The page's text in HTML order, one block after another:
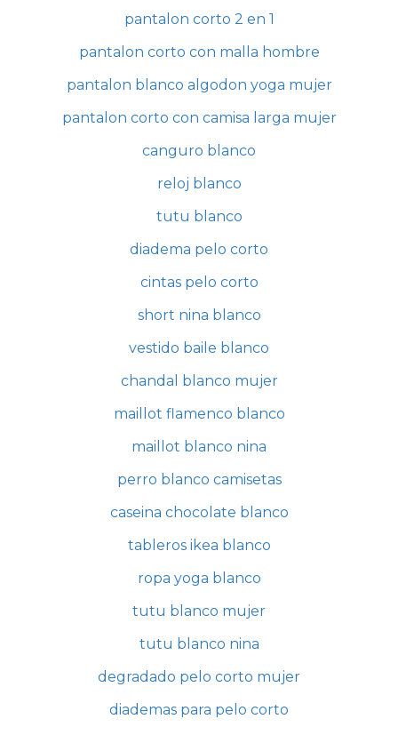
pantalon corto 2 en 1
pantalon corto con malla hombre
pantalon blanco algodon yoga mujer
pantalon corto con camisa larga mujer
canguro blanco
reloj blanco
tutu blanco
diadema pelo corto
cintas pelo corto
short nina blanco
vestido baile blanco
chandal blanco mujer
maillot flamenco blanco
maillot blanco nina
perro blanco camisetas
caseina chocolate blanco
tableros ikea blanco
ropa yoga blanco
tutu blanco mujer
tutu blanco nina
degradado pelo corto mujer
diademas para pelo corto